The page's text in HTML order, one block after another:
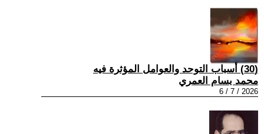
(30) أسباب التوحد والعوامل المؤثرة فيه
محمد بسام العمري
2026 / 7 / 6